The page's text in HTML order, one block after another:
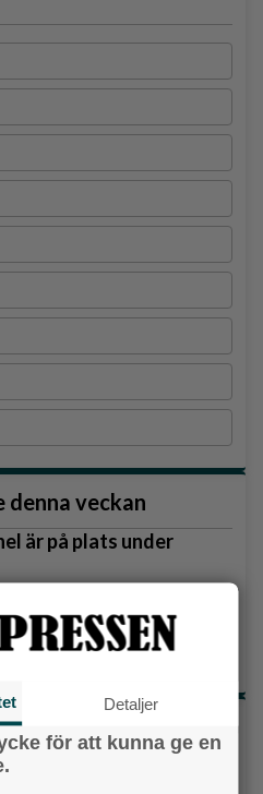
denna veckan
är på plats under
succé – nu växlar
artiklarna
Detaljer
för att kunna ge en